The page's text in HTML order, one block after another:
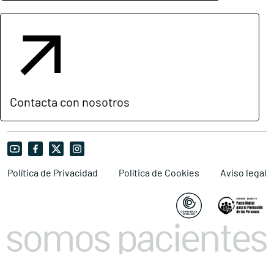
Contacta con nosotros
Política de Privacidad Política de Cookies Aviso legal